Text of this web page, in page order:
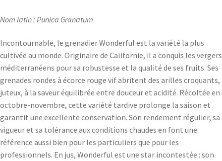
Nom latin : Punica Granatum
Incontournable, le grenadier Wonderful est la variété la plus
cultivée au monde. Originaire de Californie, il a conquis les vergers
méditerranéens pour sa robustesse et la qualité de ses fruits. Ses
grenades rondes à écorce rouge vif abritent des arilles croquants,
juteux, à la saveur équilibrée entre douceur et acidité. Récoltée en
octobre-novembre, cette variété tardive prolonge la saison et
garantit une excellente conservation. Son rendement régulier, sa
vigueur et sa tolérance aux conditions chaudes en font une
référence aussi bien pour les particuliers que pour les
professionnels. En jus, Wonderful est une star incontestée : son